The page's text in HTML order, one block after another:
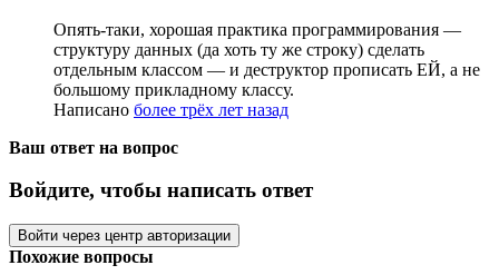
Опять-таки, хорошая практика программирования —
структуру данных (да хоть ту же строку) сделать
отдельным классом — и деструктор прописать ЕЙ, а не
большому прикладному классу.
Написано более трёх лет назад
Ваш ответ на вопрос
Войдите, чтобы написать ответ
Войти через центр авторизации
Похожие вопросы